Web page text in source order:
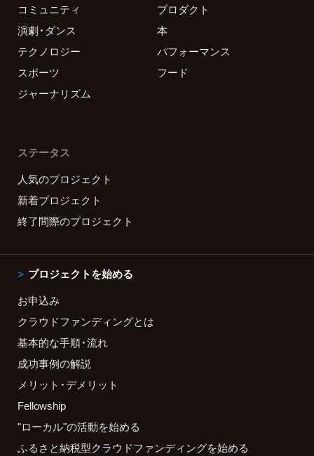
コミュニティ
プロダクト
演劇・ダンス
本
テクノロジー
パフォーマンス
スポーツ
フード
ジャーナリズム
ステータス
人気のプロジェクト
新着プロジェクト
終了間際のプロジェクト
プロジェクトを始める
お申込み
クラウドファンディングとは
基本的な手順・流れ
成功事例の解説
メリット・デメリット
Fellowship
"ローカル"の活動を始める
ふるさと納税型クラウドファンディングを始める